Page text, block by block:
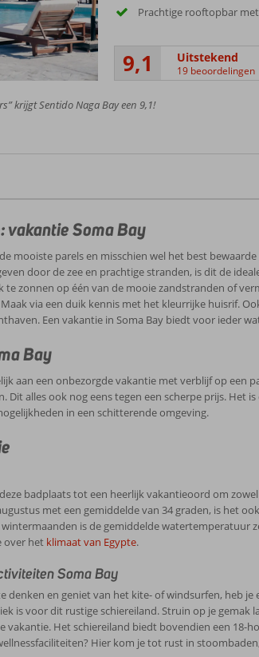
Prachtige rooftopbar
9,1 Uitstekend
19 beoordelingen
krijgt Sentido Naga Bay een 9,1!
vakantie Soma Bay
mooiste parels en misschien wel het best
door de zee en prachtige stranden, is dit de
te zonnen op één van de mooie zandstranden of
via een duik kennis met het kleurrijke huisrif.
Een vakantie in Soma Bay biedt voor ieder
Bay
aan een onbezorgde vakantie met verblijf op een
Dit alles ook nog eens tegen een scherpe prijs. Het
in een schitterende omgeving.
badplaats tot een heerlijk vakantieoord om
met een gemiddelde van 34 graden, is het
is de gemiddelde watertemperatuur
over het klimaat van Egypte.
Soma Bay
denken en geniet van het kite- of windsurfen, heb
is voor dit rustige schiereiland. Struin op je gemak
vakantie. Het schiereiland biedt bovendien een 18-
Hier kom je tot rust in